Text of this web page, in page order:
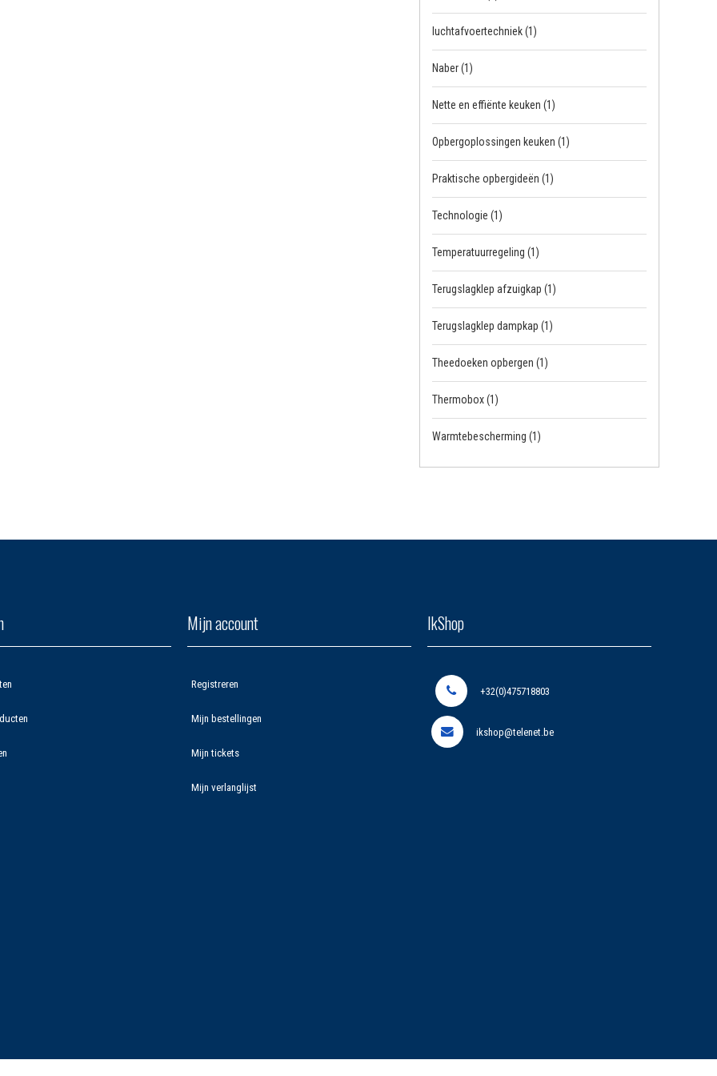
luchtafvoertechniek(1)
Naber(1)
Nette en effiënte keuken (1)
Opbergoplossingen keuken (1)
Praktische opbergideën (1)
Technologie (1)
Temperatuurregeling (1)
Terugslagklep afzuigkap (1)
Terugslagklep dampkap (1)
Theedoeken opbergen (1)
Thermobox(1)
Warmtebescherming (1)
Mijn account
Registreren
Mijn bestellingen
Mijn tickets
Mijn verlanglijst
IkShop
+32(0)475718803
ikshop@telenet.be